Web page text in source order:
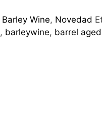
Barley Wine, Novedad
, barleywine, barrel aged